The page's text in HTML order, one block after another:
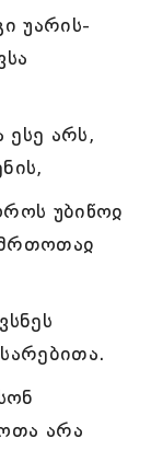
უარის-
არს,
უბიწოჲ
არა